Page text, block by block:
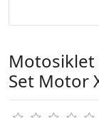
Motosiklet
Set Motor